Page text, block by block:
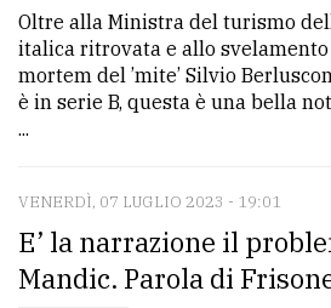
la
tua
pubblicità
per
comune
Oltre alla Ministra del turismo
italica ritrovata e allo
mortem del ’mite’ Silvio
è in serie B, questa è una bella
...
VENERDÌ, 07 LUGLIO 2023 - 19:01
E’ la narrazione il
Mandic. Parola di